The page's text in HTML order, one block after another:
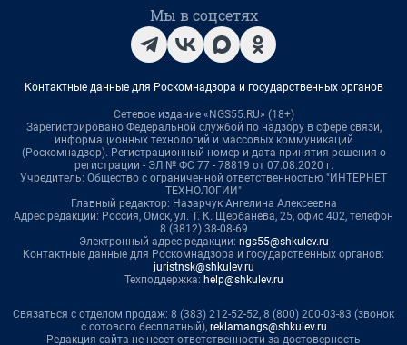
Мы в соцсетях
Контактные данные для Роскомнадзора и государственных органов
Сетевое издание «NGS55.RU» (18+)
Зарегистрировано Федеральной службой по надзору в сфере связи,
информационных технологий и массовых коммуникаций
(Роскомнадзор). Регистрационный номер и дата принятия решения о
регистрации - ЭЛ № ФС 77 - 78819 от 07.08.2020 г.
Учредитель: Общество с ограниченной ответственностью "ИНТЕРНЕТ
ТЕХНОЛОГИИ"
Главный редактор: Назарчук Ангелина Алексеевна
Адрес редакции: Россия, Омск, ул. Т. К. Щербанева, 25, офис 402, телефон
8 (3812) 38-08-69
Электронный адрес редакции: ngs55@shkulev.ru
Контактные данные для Роскомнадзора и государственных органов:
juristnsk@shkulev.ru
Техподдержка: help@shkulev.ru
Связаться с отделом продаж: 8 (383) 212-52-52, 8 (800) 200-03-83 (звонок
с сотового бесплатный), reklamangs@shkulev.ru
Редакция сайта не несет ответственности за достоверность